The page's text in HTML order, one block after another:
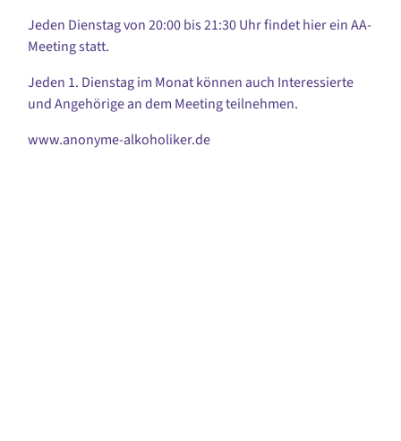
Jeden Dienstag von 20:00 bis 21:30 Uhr findet hier ein AA-
Meeting statt.
Jeden 1. Dienstag im Monat können auch Interessierte
und Angehörige an dem Meeting teilnehmen.
www.anonyme-alkoholiker.de